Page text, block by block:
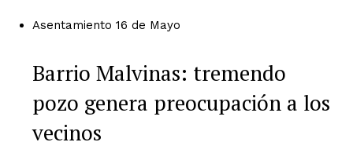
Asentamiento 16 de Mayo
Barrio Malvinas: tremendo
pozo genera preocupación a los
vecinos